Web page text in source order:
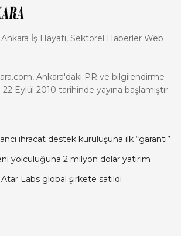
İş Hayatı, Sektörel Haberler Web
Ankara'daki PR ve bilgilendirme
Eylül 2010 tarihinde yayına başlamıştır.
ihracat destek kuruluşuna ilk “garanti”
yolculuğuna 2 milyon dolar yatırım
Labs global şirkete satıldı